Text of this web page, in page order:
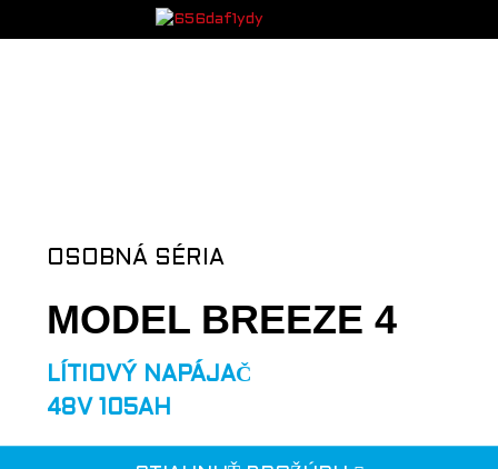
OSOBNÁ SÉRIA
MODEL BREEZE 4
LÍTIOVÝ NAPÁJAČ
48V 105AH